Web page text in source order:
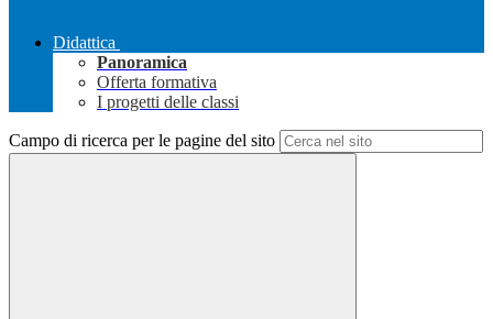
Didattica
Panoramica
Offerta formativa
I progetti delle classi
Campo di ricerca per le pagine del sito